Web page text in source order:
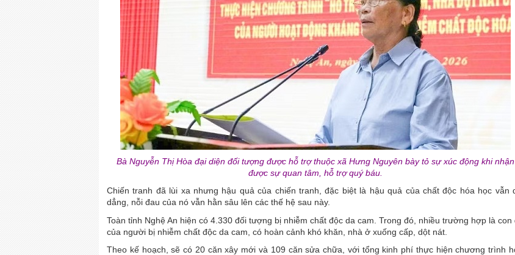
Bà Nguyễn Thị Hòa đại diện đối tượng được hỗ trợ thuộc xã Hưng Nguyên bày tỏ sự xúc động khi nhận
được sự quan tâm, hỗ trợ quý báu.
Chiến tranh đã lùi xa nhưng hậu quả của chiến tranh, đặc biệt là hậu quả của chất độc hóa học vẫn
dẳng, nỗi đau của nó vẫn hằn sâu lên các thế hệ sau này.
Toàn tỉnh Nghệ An hiện có 4.330 đối tượng bị nhiễm chất độc da cam. Trong đó, nhiều trường hợp là con
của người bị nhiễm chất độc da cam, có hoàn cảnh khó khăn, nhà ở xuống cấp, dột nát.
Theo kế hoạch, sẽ có 20 căn xây mới và 109 căn sửa chữa, với tổng kinh phí thực hiện chương trình